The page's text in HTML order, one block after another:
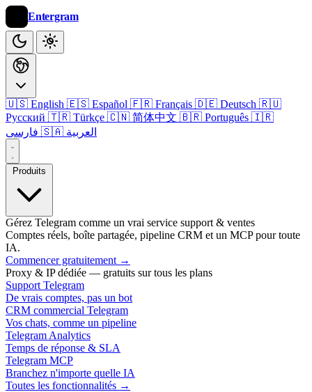
Entergram
🇺🇸 English 🇪🇸 Español 🇫🇷 Français 🇩🇪 Deutsch 🇷🇺
Русский 🇹🇷 Türkçe 🇨🇳 简体中文 🇧🇷 Português 🇮🇷
🇸🇦 العربية
Produits
Gérez Telegram comme un vrai service support & ventes
Comptes réels, boîte partagée, pipeline CRM et un MCP pour toute
IA.
Commencer gratuitement →
Proxy & IP dédiée — gratuits sur tous les plans
Support Telegram
De vrais comptes, pas un bot
CRM commercial Telegram
Vos chats, comme un pipeline
Telegram Analytics
Temps de réponse & SLA
Telegram MCP
Branchez n'importe quelle IA
Toutes les fonctionnalités →